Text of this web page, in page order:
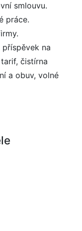
smlouvu.
práce.
na
čistírna
a obuv, volné